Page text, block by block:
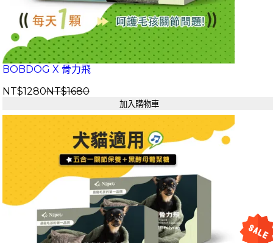
BOBDOG X 骨力飛
NT$1280NT$1680
加入購物車